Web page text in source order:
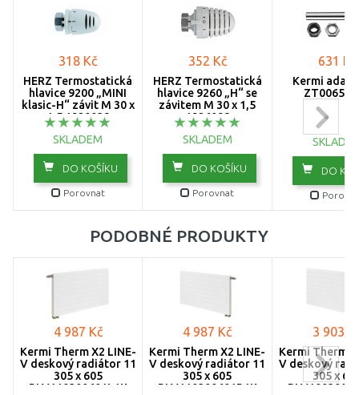
"H"
318 Kč
HERZ Termostatická
hlavice 9200 „MINI
klasic-H“ závit M 30 x
1,5 1920038
SKLADEM
DO KOŠÍKU
Porovnat
352 Kč
HERZ Termostatická
hlavice 9260 „H“ se
závitem M 30 x 1,5
1926098
SKLADEM
DO KOŠÍKU
Porovnat
631 Kč
Kermi
DO
PODOBNÉ PRODUKTY
4 987 Kč
Kermi Therm X2 LINE-
V deskový radiátor 11
305 x 605
PLV110300601L1K
4 987 Kč
Kermi Therm X2 LINE-
V deskový radiátor 11
305 x 605
PLV110300601R1K
3 903
Kermi Therm
V deskový
305 x